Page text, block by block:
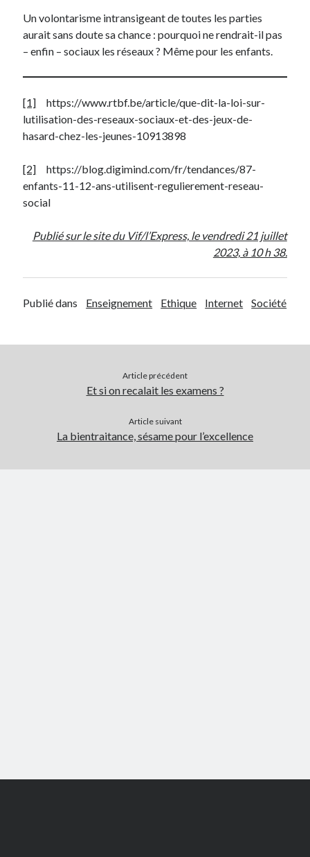
Un volontarisme intransigeant de toutes les parties
aurait sans doute sa chance : pourquoi ne rendrait-il pas
– enfin – sociaux les réseaux ? Même pour les enfants.
[1] https://www.rtbf.be/article/que-dit-la-loi-sur-
lutilisation-des-reseaux-sociaux-et-des-jeux-de-
hasard-chez-les-jeunes-10913898
[2] https://blog.digimind.com/fr/tendances/87-
enfants-11-12-ans-utilisent-regulierement-reseau-
social
Publié sur le site du Vif/l’Express, le vendredi 21 juillet
2023, à 10 h 38.
Publié dans Enseignement Ethique Internet Société
Article précédent
Et si on recalait les examens ?
Article suivant
La bientraitance, sésame pour l’excellence